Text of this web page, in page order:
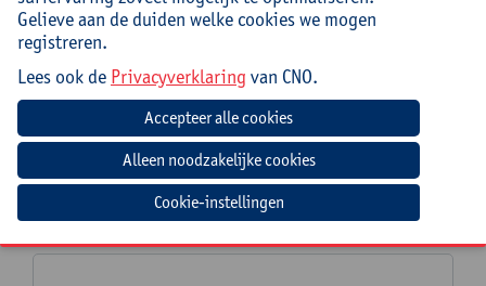
Naam van de school, scholengemeenschap of
scholengroep *
Instellingsnummer (indien mogelijk)
Gelieve aan de duiden welke cookies we mogen
registreren.
Lees ook de Privacyverklaring van CNO.
Cookie-instellingen